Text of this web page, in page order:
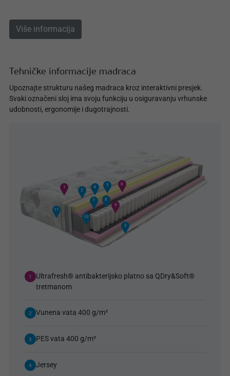
Više informacija
Tehničke informacije madraca
Upoznajte strukturu našeg madraca kroz interaktivni presjek.
Svaki označeni sloj ima svoju funkciju u osiguravanju vrhunske
udobnosti, ergonomije i dugotrajnosti.
1
2
3
4 5 6
7
8
9
10
11
1
Ultrafresh® antibakterijsko platno sa QDry&Soft®
tretmanom
2 Vunena vata 400 g/m²
3 PES vata 400 g/m²
4 Jersey